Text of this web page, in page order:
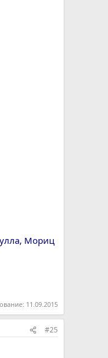
Мориц
11.09.2015
#25